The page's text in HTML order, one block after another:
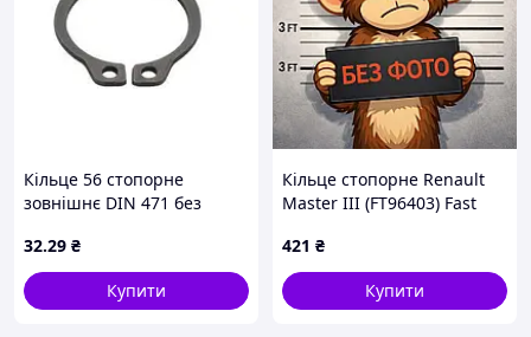
Кільце 56 стопорне
зовнішнє DIN 471 без
32.29 ₴
Купити
Кільце стопорне Renault
Master III (FT96403) Fast
421 ₴
Купити